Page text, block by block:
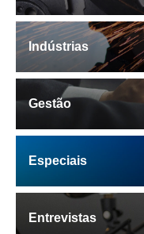
Indústrias
Gestão
Especiais
Entrevistas